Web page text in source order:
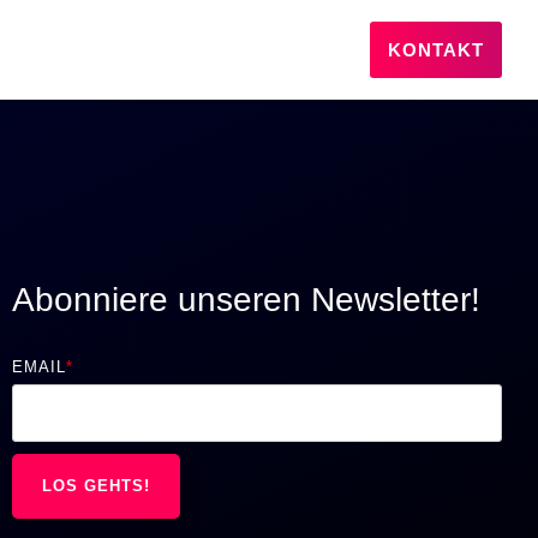
KONTAKT
Abonniere unseren Newsletter!
EMAIL*